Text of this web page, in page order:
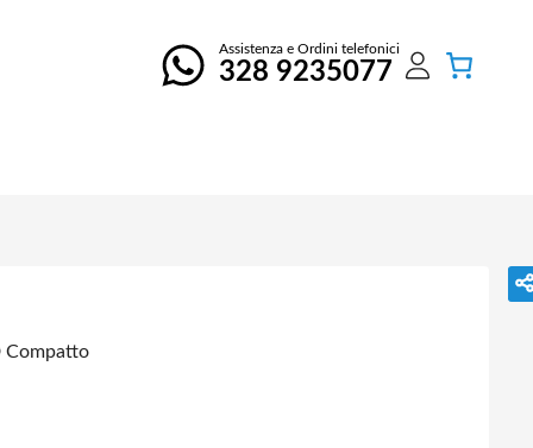
Assistenza e Ordini telefonici
328 9235077
Compatto